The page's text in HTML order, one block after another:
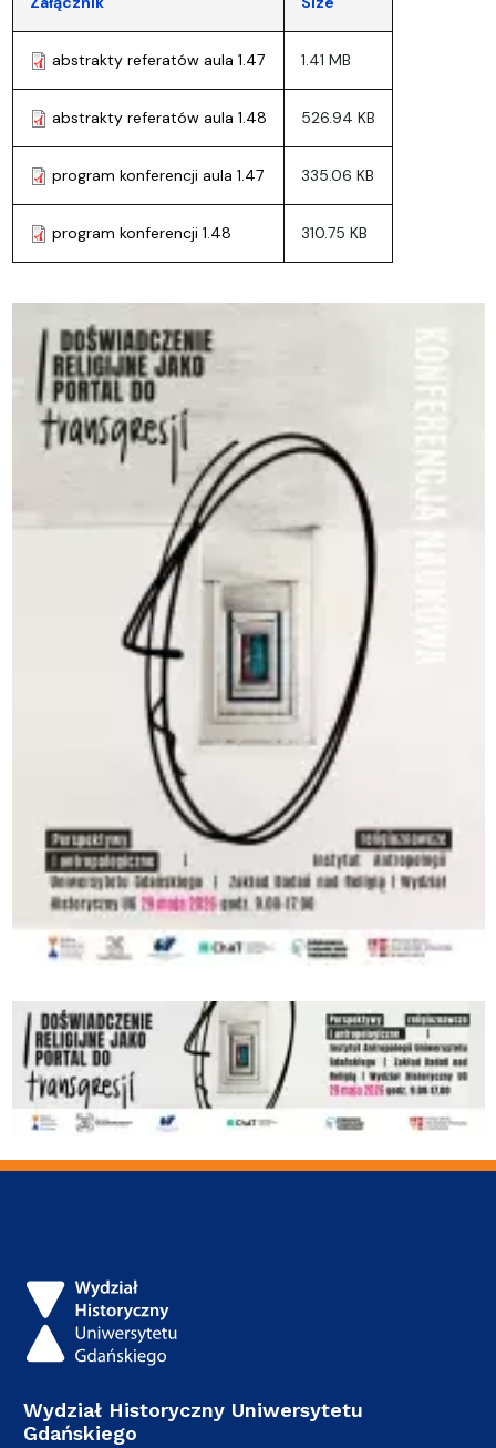
abstrakty referatów aula 1.47 1.41 MB
abstrakty referatów aula 1.48 526.94 KB
program konferencji aula 1.47 335.06 KB
program konferencji 1.48 310.75 KB
Wydział Historyczny Uniwersytetu
Gdańskiego